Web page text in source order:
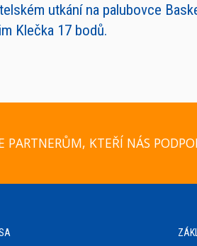
utkání na palubovce
Klečka 17 bodů.
PARTNERŮM, KTEŘÍ NÁS